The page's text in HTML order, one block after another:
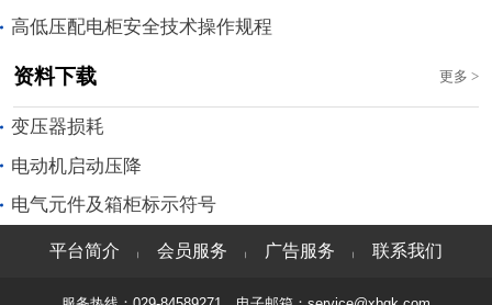
高低压配电柜安全技术操作规程
资料下载 更多 >
变压器损耗
电动机启动压降
电气元件及箱柜标示符号
平台简介 会员服务 广告服务 联系我们